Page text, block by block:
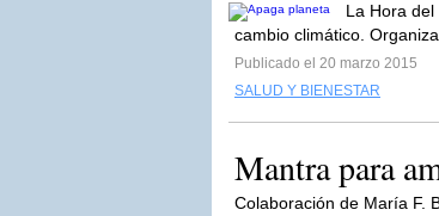
La Hora
cambio climático.
Publicado el 20 marzo 2015
SALUD Y BIENESTAR
Mantra para
Colaboración de María F.